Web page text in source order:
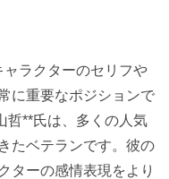
ラクターのセリフや
に重要なポジションで
哲**氏は、多くの人気
たベテランです。彼の
ターの感情表現をより